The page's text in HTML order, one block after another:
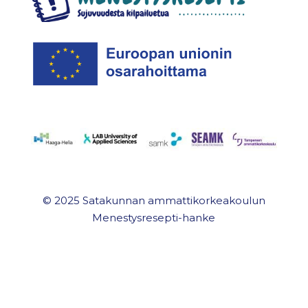
© 2025 Satakunnan ammattikorkeakoulun
Menestysresepti-hanke